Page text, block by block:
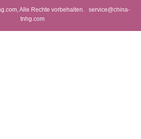
Alle Rechte vorbehalten. service@china-
tnhg.com